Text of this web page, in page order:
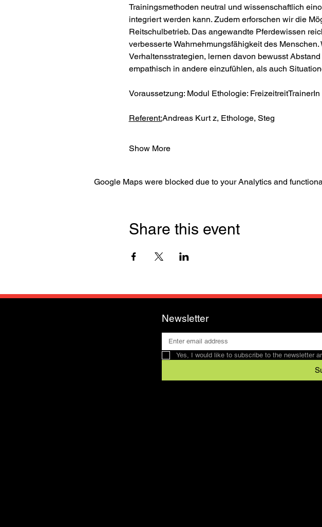
Trainingsmethoden neutral und wissenschaftlich
integriert werden kann. Zudem erforschen wir die
Reitschulbetrieb. Das angewandte Pferdewissen
verbesserte Wahrnehmungsfähigkeit des
Verhaltensstrategien, lernen davon bewusst
empathisch in andere einzufühlen, als auch
Voraussetzung: Modul Ethologie:
Referent:Andreas Kurt z, Ethologe, Steg
Show More
Google Maps were blocked due to your Analytics and
Share this event
Newsletter
Yes, I would like to subscribe to the newsletter